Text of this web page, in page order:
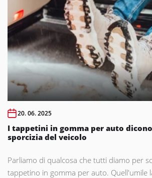
20. 06. 2025
I tappetini in gomma per auto
sporcizia del veicolo
Parliamo di qualcosa che tutti diamo per
tappetino in gomma per auto. Quell'umile